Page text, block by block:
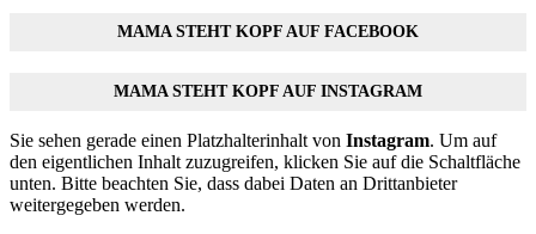
MAMA STEHT KOPF AUF FACEBOOK
MAMA STEHT KOPF AUF INSTAGRAM
Sie sehen gerade einen Platzhalterinhalt von Instagram. Um auf
den eigentlichen Inhalt zuzugreifen, klicken Sie auf die Schaltfläche
unten. Bitte beachten Sie, dass dabei Daten an Drittanbieter
weitergegeben werden.